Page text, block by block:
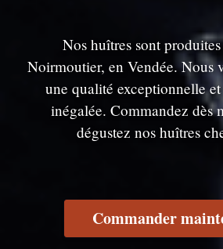
Nos huîtres sont
Noirmoutier, en Vendée. Nous
une qualité exceptionnelle
inégalée. Commandez dès
dégustez nos huîtres
Commander